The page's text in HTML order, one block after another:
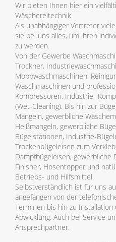
Wir bieten Ihnen hier ein
Wäschereitechnik.
Als unabhängiger Vertreter
sie bei uns alles, um ihren
zu werden.
Von der Gewerbe
Trockner,
Moppwaschmaschinen,
Waschmaschinen und
Kompressoren, Industrie-
(Wet-Cleaning). Bis hin zur
Mangeln, gewerbliche
Heißmangeln, gewerbliche
Bügelstationen, Industrie-
Trockenbügeleisen zum
Dampfbügeleisen, gewerbliche
Finisher, Hosentopper und
Betriebs- und Hilfsmittel.
Selbstverständlich ist für uns
angefangen von der
Terminen bis hin zu
Abwicklung. Auch bei Service
Ansprechpartner.